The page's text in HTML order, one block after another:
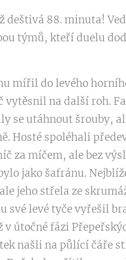
88. minuta!
týmů, kteří duelu
mířil do levého
na další roh.
se utáhnout šrouby,
Hosté spoléhali
za míčem, ale bez
jako šafránu.
jeho střela ze
své levé tyče vyřešil
v útočné fázi
našli na půlící čáře